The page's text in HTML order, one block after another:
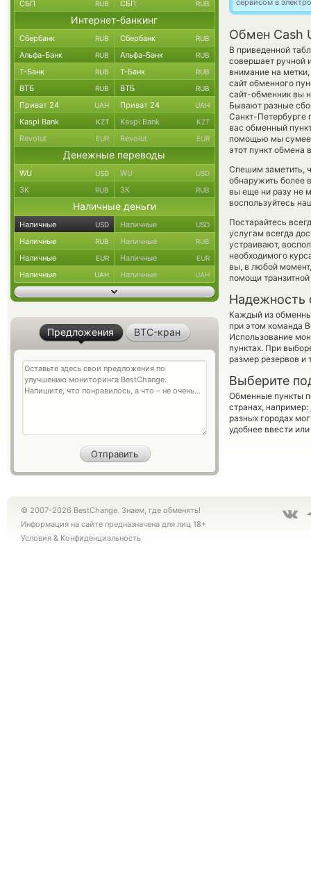
сервисом в
Обмен Cash
В приведенной
совершает ручной
внимание на
сайт обменного
сайт-обменник вы
Бывают разные
Санкт-Петербурге
вас обменный
помощью мы
этот пункт обмена
Спешим заметить,
обнаружить более
вы еще ни разу не
воспользуйтесь
Постарайтесь
услугам всегда
устраивают,
необходимого
вы, в любой
помощи
Надежность
Каждый из
при этом команда
Использование
пунктах. При
размер резервов и
Выберите
Обменные пункты
странах, например:
разных городах
удобнее ввести
СБП RUB СБП RUB
Интернет-банкинг
Сбербанк RUB Сбербанк RUB
Альфа-Банк RUB Альфа-Банк RUB
Т-Банк RUB Т-Банк RUB
ВТБ RUB ВТБ RUB
Приват 24 UAH Приват 24 UAH
Kaspi Bank KZT Kaspi Bank KZT
Revolut EUR Revolut EUR
Денежные переводы
WU USD WU USD
ЗК RUB ЗК RUB
Наличные деньги
Наличные USD Наличные USD
Наличные RUB Наличные RUB
Наличные EUR Наличные EUR
Наличные UAH Наличные UAH
Предложения BTC-кран
© 2007-2026 BestChange. Знаем, где обменять!
Информация на сайте предназначена для лиц 18+
Условия & Конфиденциальность